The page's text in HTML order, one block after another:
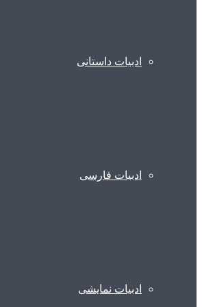
ادبیات داستانی
ادبیات فارسی
ادبیات نمایشی